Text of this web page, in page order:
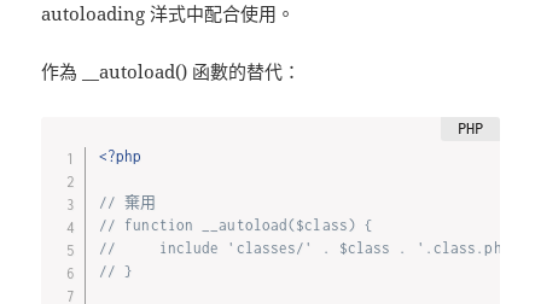
autoloading 洋式中配合使用。
作為 __autoload() 函數的替代：
<?php
// 棄用
// function __autoload($class) {
//     include 'classes/' . $class . '.class.php';
// }